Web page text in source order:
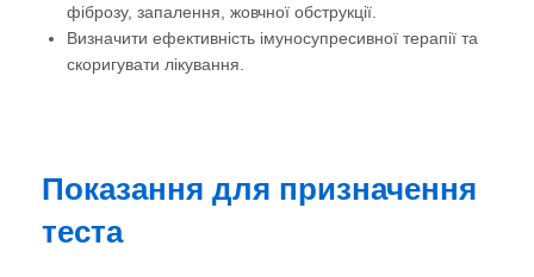
фіброзу, запалення, жовчної обструкції.
Визначити ефективність імуносупресивної терапії та
скоригувати лікування.
Показання для призначення
теста